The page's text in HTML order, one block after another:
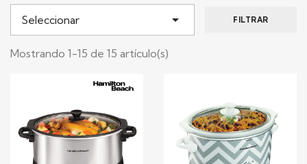
Seleccionar  FILTRAR
Mostrando 1-15 de 15 artículo(s)